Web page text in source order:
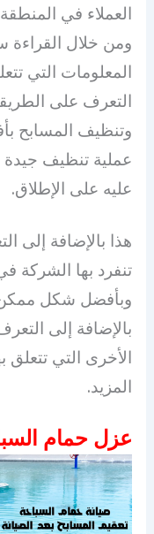
العملاء في المنطقة
ومن خلال
المعلومات التي
التعرف على
وتنظيف المسابح
عملية تنظيف
عليه على الإطلاق.
هذا بالإضافة إلى
تنفرد بها الشركة
وبأفضل شكل ممكن
بالإضافة إلى
الأخرى التي تتعلق
المزيد.
عزل حمام